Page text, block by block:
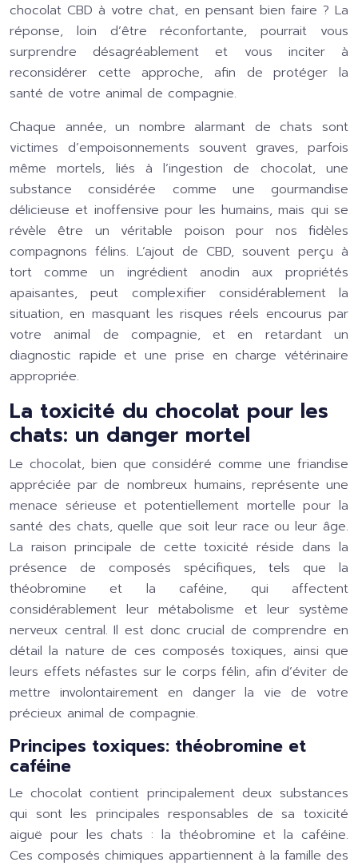
chocolat CBD à votre chat, en pensant bien faire ? La
réponse, loin d’être réconfortante, pourrait vous
surprendre désagréablement et vous inciter à
reconsidérer cette approche, afin de protéger la
santé de votre animal de compagnie.
Chaque année, un nombre alarmant de chats sont
victimes d’empoisonnements souvent graves, parfois
même mortels, liés à l’ingestion de chocolat, une
substance considérée comme une gourmandise
délicieuse et inoffensive pour les humains, mais qui se
révèle être un véritable poison pour nos fidèles
compagnons félins. L’ajout de CBD, souvent perçu à
tort comme un ingrédient anodin aux propriétés
apaisantes, peut complexifier considérablement la
situation, en masquant les risques réels encourus par
votre animal de compagnie, et en retardant un
diagnostic rapide et une prise en charge vétérinaire
appropriée.
La toxicité du chocolat pour les
chats: un danger mortel
Le chocolat, bien que considéré comme une friandise
appréciée par de nombreux humains, représente une
menace sérieuse et potentiellement mortelle pour la
santé des chats, quelle que soit leur race ou leur âge.
La raison principale de cette toxicité réside dans la
présence de composés spécifiques, tels que la
théobromine et la caféine, qui affectent
considérablement leur métabolisme et leur système
nerveux central. Il est donc crucial de comprendre en
détail la nature de ces composés toxiques, ainsi que
leurs effets néfastes sur le corps félin, afin d’éviter de
mettre involontairement en danger la vie de votre
précieux animal de compagnie.
Principes toxiques: théobromine et
caféine
Le chocolat contient principalement deux substances
qui sont les principales responsables de sa toxicité
aiguë pour les chats : la théobromine et la caféine.
Ces composés chimiques appartiennent à la famille des